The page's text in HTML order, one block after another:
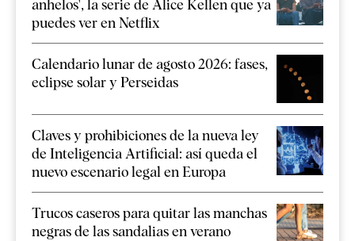
anhelos', la serie de Alice Kellen que ya
puedes ver en Netflix
Calendario lunar de agosto 2026: fases,
eclipse solar y Perseidas
Claves y prohibiciones de la nueva ley
de Inteligencia Artificial: así queda el
nuevo escenario legal en Europa
Trucos caseros para quitar las manchas
negras de las sandalias en verano